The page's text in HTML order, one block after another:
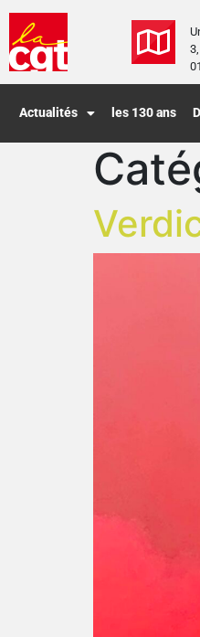
Actualités les 130 ans